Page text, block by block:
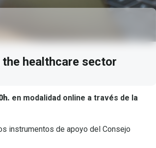
healthcare sector
en modalidad online a través de la
instrumentos de apoyo del Consejo